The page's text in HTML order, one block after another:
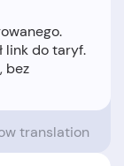
link do taryf.
bez
translation